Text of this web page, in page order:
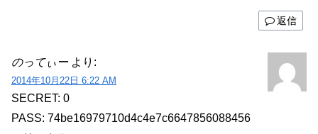
返信
のってぃー より:
2014年10月22日 6:22 AM
SECRET: 0
PASS: 74be16979710d4c4e7c6647856088456